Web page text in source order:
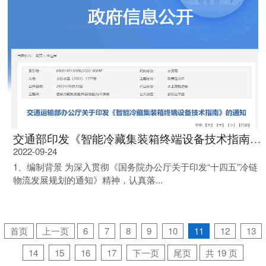
交通部印发《智能冷藏集装箱终端设备技术指南》通知！
2022-09-24
1、编制背景 为深入贯彻《国务院办公厅关于印发“十四五”冷链
物流发展规划的通知》精神，认真落...
首页 上一页 6 7 8 9 10 11 12
13
14
15 16 17 下一页 尾页 共 19 页